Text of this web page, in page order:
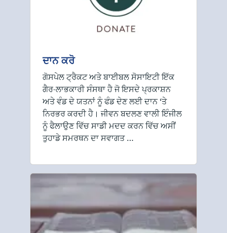
ਦਾਨ ਕਰੋ
ਗੋਸਪੇਲ ਟ੍ਰੈਕਟ ਅਤੇ ਬਾਈਬਲ ਸੋਸਾਇਟੀ ਇੱਕ
ਗੈਰ-ਲਾਭਕਾਰੀ ਸੰਸਥਾ ਹੈ ਜੋ ਇਸਦੇ ਪ੍ਰਕਾਸ਼ਨ
ਅਤੇ ਵੰਡ ਦੇ ਯਤਨਾਂ ਨੂੰ ਫੰਡ ਦੇਣ ਲਈ ਦਾਨ ‘ਤੇ
ਨਿਰਭਰ ਕਰਦੀ ਹੈ। ਜੀਵਨ ਬਦਲਣ ਵਾਲੀ ਇੰਜੀਲ
ਨੂੰ ਫੈਲਾਉਣ ਵਿੱਚ ਸਾਡੀ ਮਦਦ ਕਰਨ ਵਿੱਚ ਅਸੀਂ
ਤੁਹਾਡੇ ਸਮਰਥਨ ਦਾ ਸਵਾਗਤ …